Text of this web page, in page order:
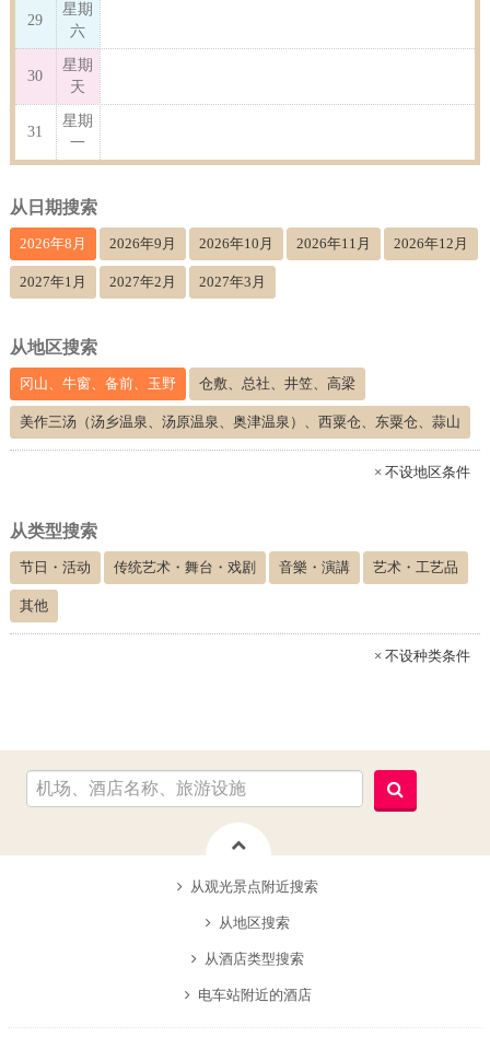
29
星期
六
30
星期
天
31
星期
一
从日期搜索
2026年8月 2026年9月 2026年10月 2026年11月 2026年12月
2027年1月 2027年2月 2027年3月
从地区搜索
冈山、牛窗、备前、玉野 仓敷、总社、井笠、高梁
美作三汤（汤乡温泉、汤原温泉、奥津温泉）、西粟仓、东粟仓、蒜山
× 不设地区条件
从类型搜索
节日・活动 传统艺术・舞台・戏剧 音樂・演講 艺术・工艺品
其他
× 不设种类条件
从观光景点附近搜索
从地区搜索
从酒店类型搜索
电车站附近的酒店